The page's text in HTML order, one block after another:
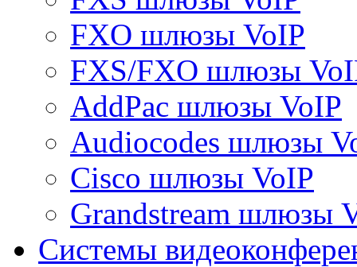
FXO шлюзы VoIP
FXS/FXO шлюзы
AddPac шлюзы VoIP
Audiocodes шлюзы
Cisco шлюзы VoIP
Grandstream шлюзы
Системы